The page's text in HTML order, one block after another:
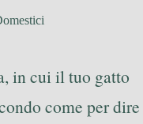
in cui il tuo gatto
come per dire